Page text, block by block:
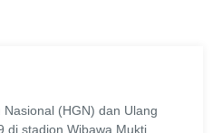
(HGN) dan Ulang
di stadion Wibawa Mukti